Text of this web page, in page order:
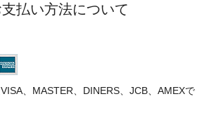
支払い方法について
、MASTER、DINERS、JCB、AMEXで